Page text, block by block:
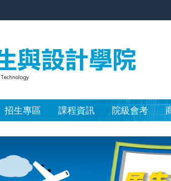
招生專區 課程資訊 院級會考